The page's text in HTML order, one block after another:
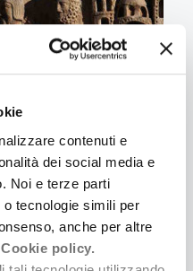
contenuti e
dei social media e
Noi e terze parti
tecnologie simili per
anche per altre
Cookie policy.
E DI CAMMINI
Regione e la
Romagna per la